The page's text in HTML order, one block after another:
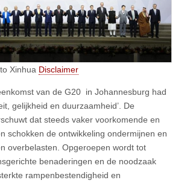
Xinhua Disclaimer
van de G20 in Johannesburg had
gelijkheid en duurzaamheid’. De
dat steeds vaker voorkomende en
schokken de ontwikkeling ondermijnen en
overbelasten. Opgeroepen wordt tot
benaderingen en de noodzaak
rampenbestendigheid en